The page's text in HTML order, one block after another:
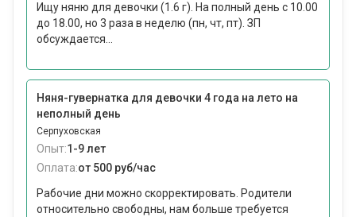
Ищу няню для девочки (1.6 г). На полный день с 10.00
до 18.00, но 3 раза в неделю (пн, чт, пт). ЗП
обсуждается...
Няня-гувернатка для девочки 4 года на лето на
неполный день
Серпуховская
Опыт:1-9 лет
Оплата:от 500 руб/час
Рабочие дни можно скорректировать. Родители
относительно свободны, нам больше требуется